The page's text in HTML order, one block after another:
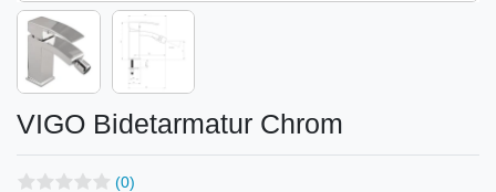
VIGO Bidetarmatur Chrom
(0)